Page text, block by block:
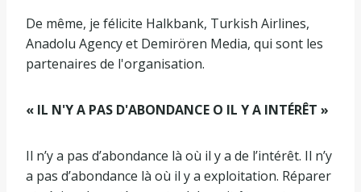
De même, je félicite Halkbank, Turkish Airlines,
Anadolu Agency et Demirören Media, qui sont les
partenaires de l'organisation.
« IL N'Y A PAS D'ABONDANCE O IL Y A INTÉRÊT »
Il n’y a pas d’abondance là où il y a de l’intérêt. Il n’y
a pas d’abondance là où il y a exploitation. Réparer